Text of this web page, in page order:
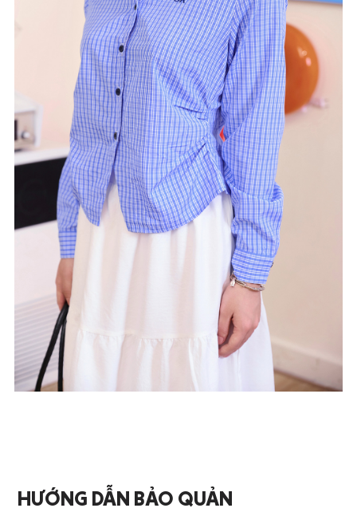
HƯỚNG DẪN BẢO QUẢN